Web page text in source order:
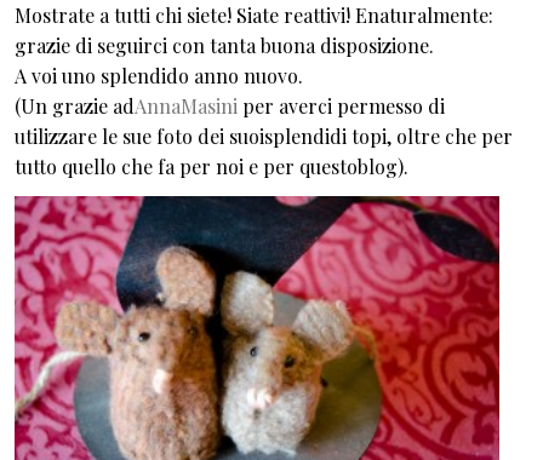
Mostrate a tutti chi siete! Siate reattivi! Enaturalmente:
grazie di seguirci con tanta buona disposizione.
A voi uno splendido anno nuovo.
(Un grazie adAnnaMasini per averci permesso di
utilizzare le sue foto dei suoisplendidi topi, oltre che per
tutto quello che fa per noi e per questoblog).